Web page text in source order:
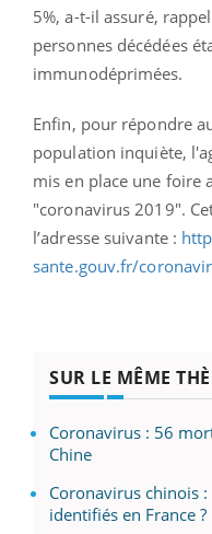
5%, a-t-il assuré,
personnes décédées
immunodéprimées.
Enfin, pour répondre
population inquiète,
mis en place une foire
"coronavirus 2019".
l’adresse suivante :
sante.gouv.fr/
SUR LE MÊME
Coronavirus : 56
Chine
Coronavirus chinois
identifiés en France ?